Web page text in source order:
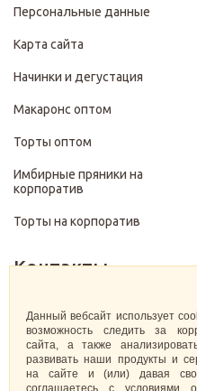
Персональные данные
Карта сайта
Начинки и дегустация
Макаронс оптом
Торты оптом
Имбирные пряники на
корпоратив
Торты на корпоратив
Контакты
+7 (499) 322-28-29
pirojenka.rf@gmail.com
Москва, Павелецкая
Данный вебсайт использует
возможность следить за
сайта, а также
развивать наши продукты и
на сайте и (или) давая
соглашаетесь с условиями